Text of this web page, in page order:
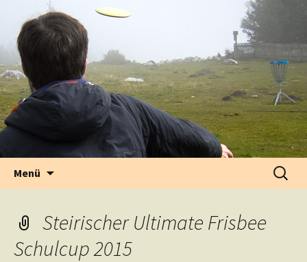
fly in danger | disc sports
Menü
Suche
nach:
Steirischer Ultimate Frisbee
Schulcup 2015